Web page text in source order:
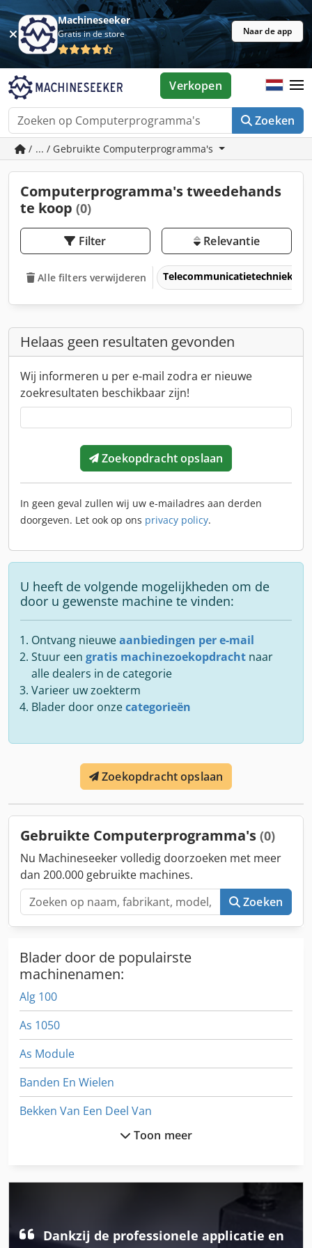
Machineseeker
Gratis in de store Naar de app
Zoeken
Verkopen
/ ... / Gebruikte Computerprogramma's
Computerprogramma's tweedehands
te koop (0)
Filter Relevantie
Alle filters verwijderen Telecommunicatietechniek &
Helaas geen resultaten gevonden
Wij informeren u per e-mail zodra er nieuwe
zoekresultaten beschikbaar zijn!
Zoekopdracht opslaan
In geen geval zullen wij uw e-mailadres aan derden
doorgeven. Let ook op ons privacy policy.
U heeft de volgende mogelijkheden om de
door u gewenste machine te vinden:
Ontvang nieuweaanbiedingen per e-mail
Stuur een gratis machinezoekopdracht naar
alle dealers in de categorie
Varieer uw zoekterm
Blader door onzecategorieën
Zoekopdracht opslaan
Gebruikte Computerprogramma's (0)
Nu Machineseeker volledig doorzoeken met meer
dan 200.000 gebruikte machines.
Zoeken
Blader door de populairste
machinenamen:
Alg 100
As 1050
As Module
Banden En Wielen
Bekken Van Een Deel Van
Fngj 20
Toon meer
Dankzij de professionele applicatie en